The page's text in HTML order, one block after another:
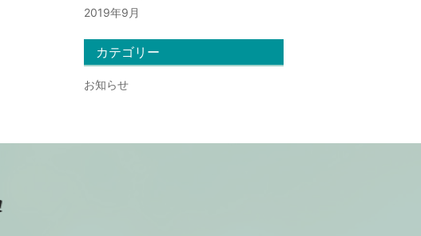
2019年9月
カテゴリー
お知らせ